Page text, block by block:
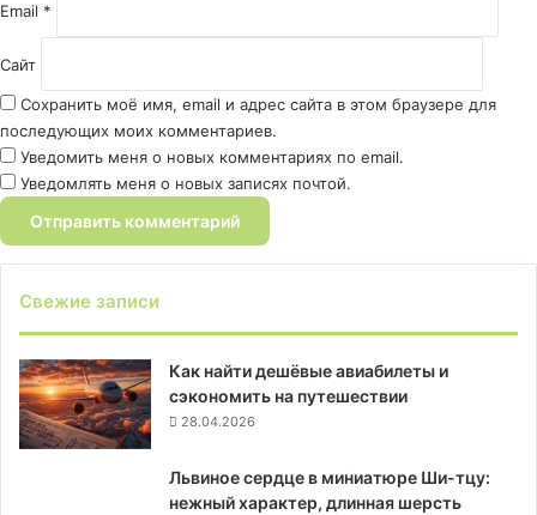
Email *
Сайт
Сохранить моё имя, email и адрес сайта в этом браузере для
последующих моих комментариев.
Уведомить меня о новых комментариях по email.
Уведомлять меня о новых записях почтой.
Свежие записи
Как найти дешёвые авиабилеты и
сэкономить на путешествии
28.04.2026
Львиное сердце в миниатюре Ши-тцу:
нежный характер, длинная шерсть